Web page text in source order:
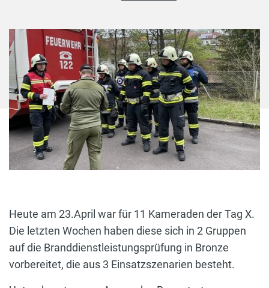
Heute am 23.April war für 11 Kameraden der Tag X.
Die letzten Wochen haben diese sich in 2 Gruppen
auf die Branddienstleistungsprüfung in Bronze
vorbereitet, die aus 3 Einsatzszenarien besteht.